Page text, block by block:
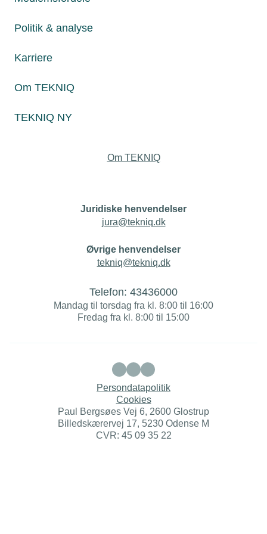
Politik & analyse
Karriere
Om TEKNIQ
TEKNIQ NY
Om TEKNIQ
Juridiske henvendelser
jura@tekniq.dk
Øvrige henvendelser
tekniq@tekniq.dk
Telefon: 43436000
Mandag til torsdag fra kl. 8:00 til 16:00
Fredag fra kl. 8:00 til 15:00
Persondatapolitik
Cookies
Paul Bergsøes Vej 6, 2600 Glostrup
Billedskærervej 17, 5230 Odense M
CVR: 45 09 35 22